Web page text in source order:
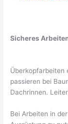
Sicheres
Überkopfarbeiten
passieren bei
Dachrinnen.
Bei Arbeiten in